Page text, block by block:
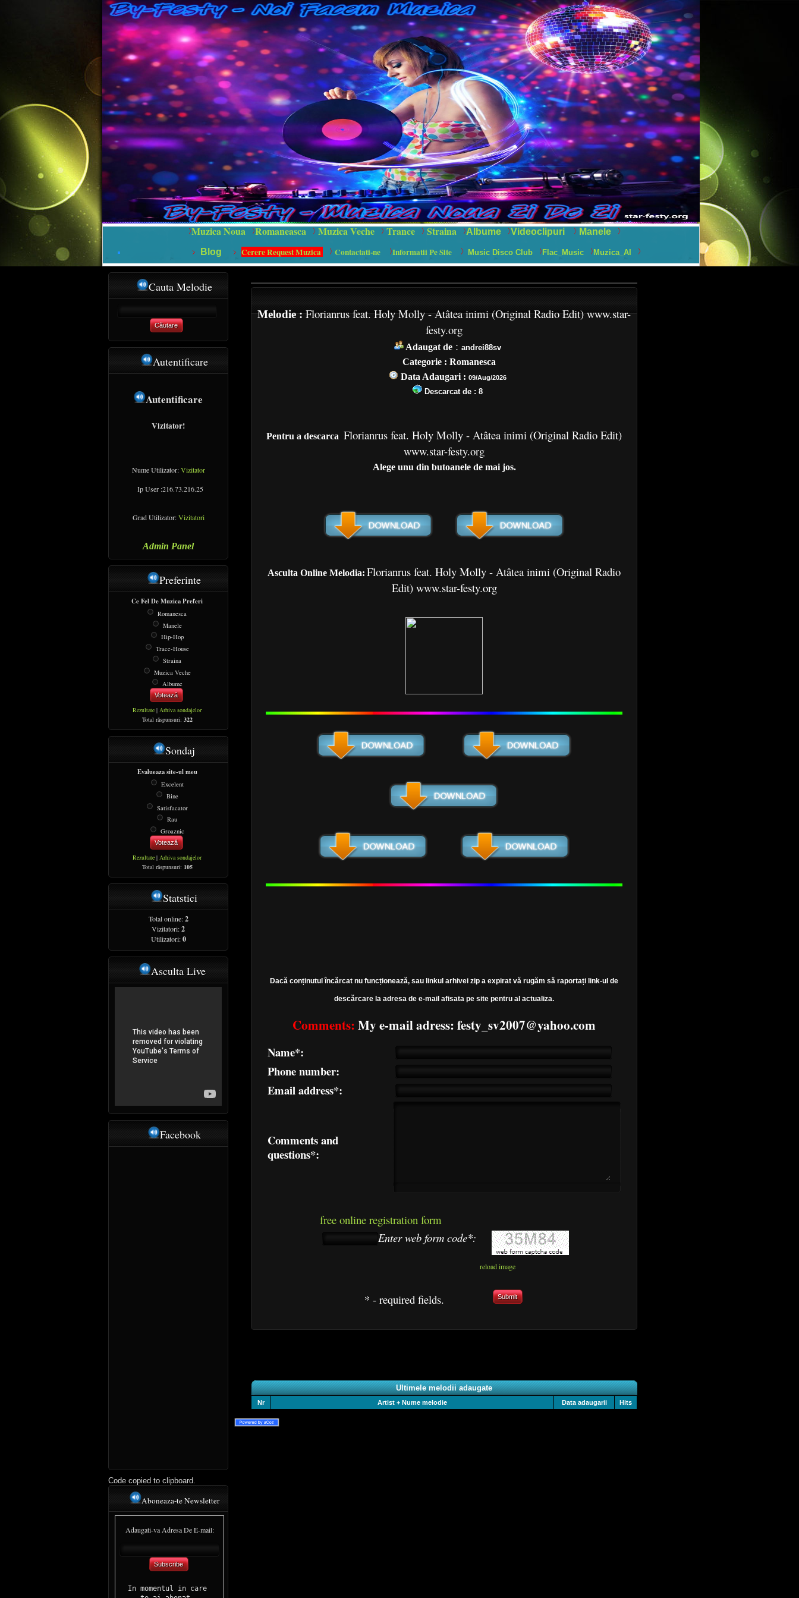
Muzica Noua Romaneasca Muzica Veche Trance Straina Albume Videoclipuri
Manele
Blog
Cerere Request Muzica Contactati-ne Informatii Pe Site Music Disco Club Flac_Music Muzica_AI
Cauta Melodie
Căutare
Autentificare
Autentificare
Vizitator!
Nume Utilizator:Vizitator
Ip User :216.73.216.25
Grad Utilizator:Vizitatori
Admin Panel
Preferinte
Ce Fel De Muzica Preferi
Romanesca
Manele
Hip-Hop
Trace-House
Straina
Muzica Veche
Albume
Votează
Rezultate |Arhiva sondajelor
Total răspunsuri: 322
Sondaj
Evalueaza site-ul meu
Excelent
Bine
Satisfacator
Rau
Groaznic
Votează
Rezultate |Arhiva sondajelor
Total răspunsuri: 105
Statstici
Total online:2
Vizitatori:2
Utilizatori:0
Asculta Live
Facebook
Code copied to clipboard.
Aboneaza-te Newsletter
Adaugati-va Adresa De E-mail:
Subscribe
In momentul in care
Melodie :Florianrus feat. Holy Molly - Atâtea inimi (Original Radio Edit) www.star-
festy.org
Adaugat de : andrei88sv
Categorie : Romanesca
Data Adaugari : 09/Aug/2026
Descarcat de : 8
Pentru a descarca Florianrus feat. Holy Molly - Atâtea inimi (Original Radio Edit)
www.star-festy.org
Alege unu din butoanele de mai jos.
Asculta Online Melodia: Florianrus feat. Holy Molly - Atâtea inimi (Original Radio
Edit) www.star-festy.org
Dacă conținutul încărcat nu funcționează, sau linkul arhivei zip a expirat vă rugăm să raportați link-ul de
descărcare la adresa de e-mail afisata pe site pentru al actualiza.
Comments: My e-mail adress: festy_sv2007@yahoo.com
Name*:
Phone number:
Email address*:
Comments and
questions*:
free online registration form
Enter web form code*:
reload image
* - required fields. Submit
Ultimele melodii adaugate
Nr Artist + Nume melodie Data adaugarii Hits